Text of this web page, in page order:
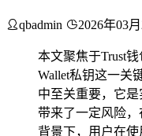
qbadmin 2026年03
本文聚焦于Trust
Wallet私钥这一关
中至关重要，它
带来了一定风险，
背景下，用户在使